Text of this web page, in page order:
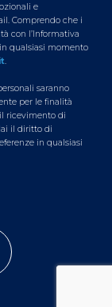
e
Comprendo che i
con l’Informativa
qualsiasi momento
saranno
per le finalità
ricevimento di
il diritto di
in qualsiasi